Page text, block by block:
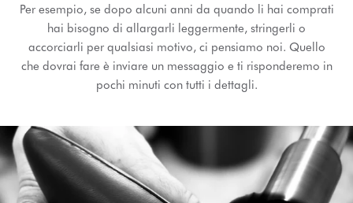
Per esempio, se dopo alcuni anni da quando li hai comprati
hai bisogno di allargarli leggermente, stringerli o
accorciarli per qualsiasi motivo, ci pensiamo noi. Quello
che dovrai fare è inviare un messaggio e ti risponderemo in
pochi minuti con tutti i dettagli.